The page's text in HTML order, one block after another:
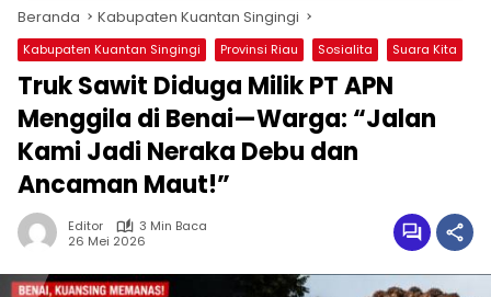
Beranda Kabupaten Kuantan Singingi
Kabupaten Kuantan Singingi Provinsi Riau Sosialita Suara Kita
Truk Sawit Diduga Milik PT APN
Menggila di Benai—Warga: “Jalan
Kami Jadi Neraka Debu dan
Ancaman Maut!”
Editor
3 Min Baca
26 Mei 2026